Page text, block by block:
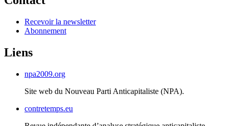
Recevoir la newsletter
Abonnement
Liens
npa2009.org
Site web du Nouveau Parti Anticapitaliste (NPA).
contretemps.eu